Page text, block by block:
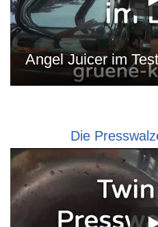
Die